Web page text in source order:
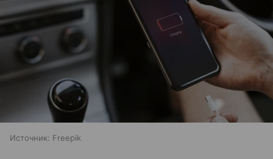
Источник: Freepik